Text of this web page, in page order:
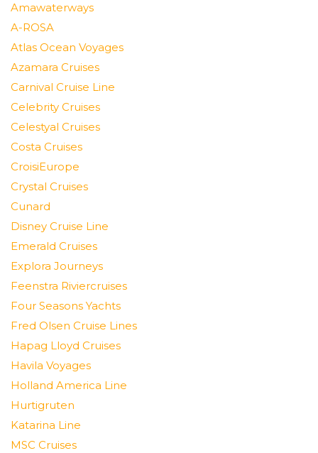
Amawaterways
A-ROSA
Atlas Ocean Voyages
Azamara Cruises
Carnival Cruise Line
Celebrity Cruises
Celestyal Cruises
Costa Cruises
CroisiEurope
Crystal Cruises
Cunard
Disney Cruise Line
Emerald Cruises
Explora Journeys
Feenstra Riviercruises
Four Seasons Yachts
Fred Olsen Cruise Lines
Hapag Lloyd Cruises
Havila Voyages
Holland America Line
Hurtigruten
Katarina Line
MSC Cruises